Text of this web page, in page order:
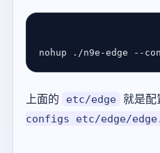
上面的 etc/edge 就是
configs etc/edge/